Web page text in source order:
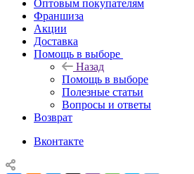
Оптовым покупателям
Франшиза
Акции
Доставка
Помощь в выборе
Назад
Помощь в выборе
Полезные статьи
Вопросы и ответы
Возврат
Вконтакте